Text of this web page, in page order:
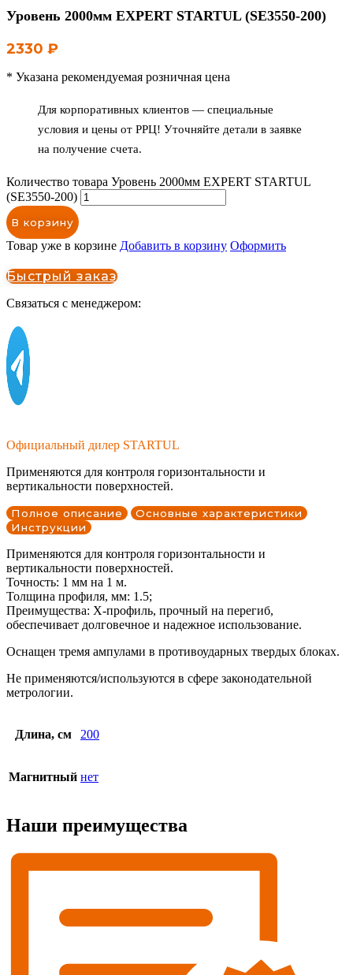
Уровень 2000мм EXPERT STARTUL (SE3550-200)
2330 ₽
* Указана рекомендуемая розничная цена
Для корпоративных клиентов — специальные
условия и цены от РРЦ! Уточняйте детали в заявке
на получение счета.
Количество товара Уровень 2000мм EXPERT STARTUL
(SE3550-200)
В корзину
Товар уже в корзине Добавить в корзину Оформить
Быстрый заказ
Связаться с менеджером:
Официальный дилер STARTUL
Применяются для контроля горизонтальности и
вертикальности поверхностей.
Полное описание
Основные характеристики
Инструкции
Применяются для контроля горизонтальности и
вертикальности поверхностей.
Точность: 1 мм на 1 м.
Толщина профиля, мм: 1.5;
Преимущества: Х-профиль, прочный на перегиб,
обеспечивает долговечное и надежное использование.
Оснащен тремя ампулами в противоударных твердых блоках.
Не применяются/используются в сфере законодательной
метрологии.
Длина, см 200
Магнитный нет
Наши преимущества